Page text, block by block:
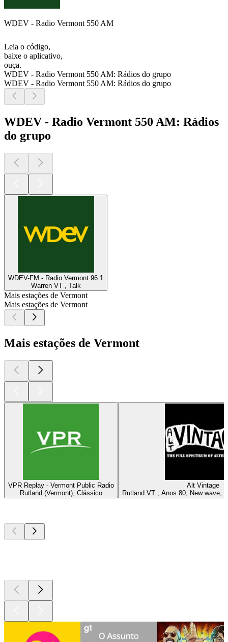
WDEV - Radio Vermont 550 AM
Leia o código,
baixe o aplicativo,
ouça.
WDEV - Radio Vermont 550 AM: Rádios do grupo
WDEV - Radio Vermont 550 AM: Rádios do grupo
WDEV - Radio Vermont 550 AM: Rádios
do grupo
WDEV-FM - Radio Vermont 96.1
Warren VT , Talk
Mais estações de Vermont
Mais estações de Vermont
Mais estações de Vermont
VPR Replay - Vermont Public Radio
Rutland (Vermont), Clássico
Alt Vintage
Rutland VT , Anos 80, New wave,